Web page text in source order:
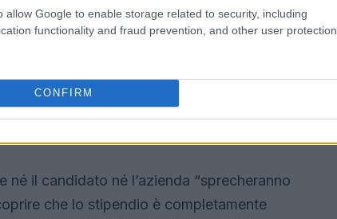
allow Google to enable storage related to security, including
functionality and fraud prevention, and other user protection.
CONFIRM
una corrispondenza salariale, afferma
Career View Mirror.
il candidato né l’azienda “sprecheranno
che lo stipendio è completamente